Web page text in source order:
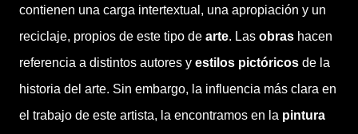
contienen una carga intertextual, una apropiación y un
reciclaje, propios de este tipo de arte. Las obras hacen
referencia a distintos autores y estilos pictóricos de la
historia del arte. Sin embargo, la influencia más clara en
el trabajo de este artista, la encontramos en la pintura